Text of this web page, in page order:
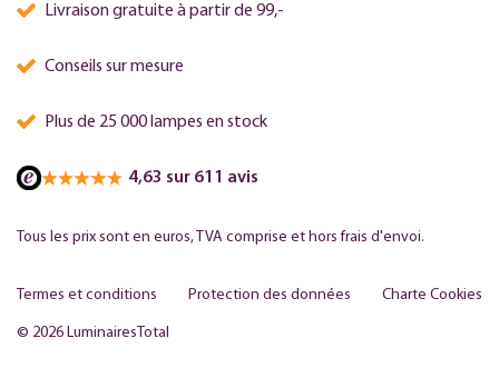
Livraison gratuite à partir de 99,-
Conseils sur mesure
Plus de 25 000 lampes en stock
4,63 sur 611 avis
Tous les prix sont en euros, TVA comprise et hors frais d'envoi.
© 2026 LuminairesTotal
Termes et conditions Protection des données Charte Cookies